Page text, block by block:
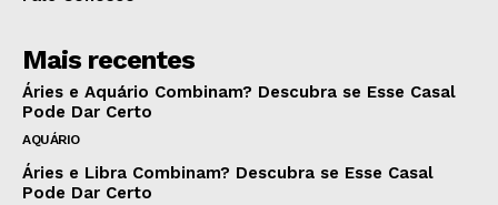
Mais recentes
Áries e Aquário Combinam? Descubra se Esse Casal
Pode Dar Certo
AQUÁRIO
Áries e Libra Combinam? Descubra se Esse Casal
Pode Dar Certo